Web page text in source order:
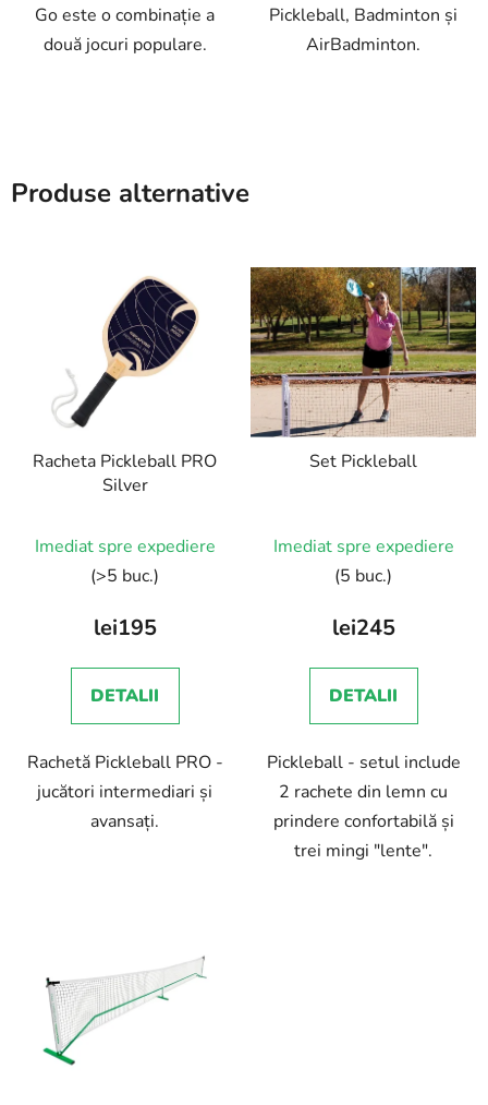
Go este o combinație a
două jocuri populare.
Pickleball, Badminton și
AirBadminton.
Produse alternative
Racheta Pickleball PRO
Silver
Imediat spre expediere
(>5 buc.)
lei195
DETALII
Rachetă Pickleball PRO -
jucători intermediari și
avansați.
Set Pickleball
Imediat spre expediere
(5 buc.)
lei245
DETALII
Pickleball - setul include
2 rachete din lemn cu
prindere confortabilă și
trei mingi "lente".